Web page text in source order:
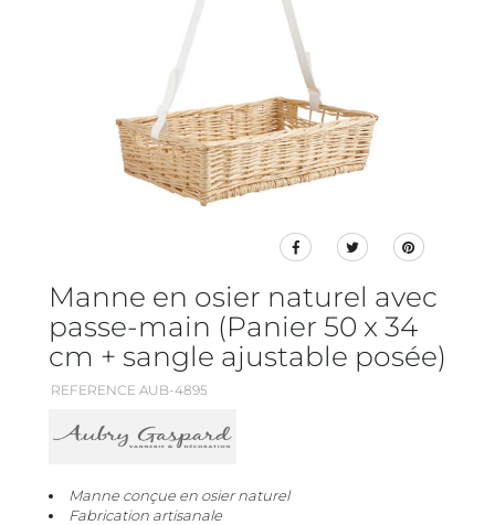
Manne en osier naturel avec
passe-main (Panier 50 x 34
cm + sangle ajustable posée)
REFERENCE AUB-4895
Manne conçue en osier naturel
Fabrication artisanale